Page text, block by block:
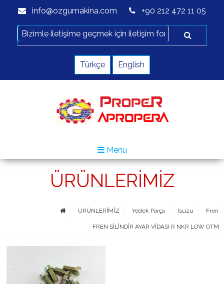
info@ozgumakina.com +90 212 472 11 05
Türkçe English
Menü
ÜRÜNLERİMİZ
ÜRÜNLERİMİZ Yedek Parça Isuzu Fren
FREN SİLİNDİR AYAR VİDASI R NKR LOW OTM